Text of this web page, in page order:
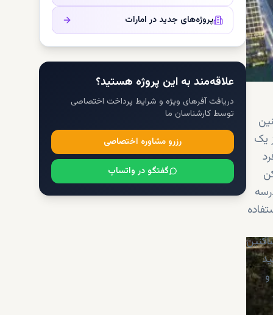
یک
پروژه‌های جدید در امارات
علاقه‌مند به این پروژه هستید؟
دریافت آفرهای ویژه و شرایط پرداخت اختصاصی
توسط کارشناسان ما
رزرو مشاوره اختصاصی
گفتگو در واتساپ